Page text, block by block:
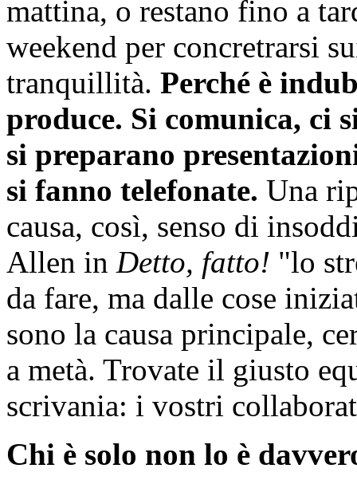
mattina, o restano fino a
weekend per concretrarsi
tranquillità. Perché è
produce. Si comunica, ci
si preparano
si fanno telefonate. Una
causa, così, senso di
Allen in Detto, fatto! "lo
da fare, ma dalle cose
sono la causa principale,
a metà. Trovate il giusto
scrivania: i vostri
Chi è solo non lo è